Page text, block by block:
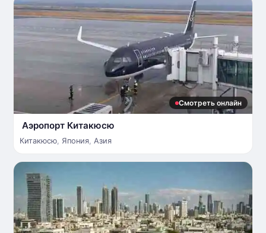
Смотреть онлайн
Аэропорт Китакюсю
Китакюсю, Япония, Азия